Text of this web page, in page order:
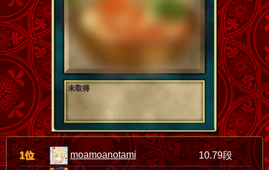
未取得
1位 moamoanotami 10.79段